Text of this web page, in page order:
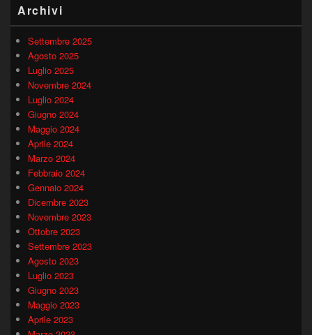
Archivi
Settembre 2025
Agosto 2025
Luglio 2025
Novembre 2024
Luglio 2024
Giugno 2024
Maggio 2024
Aprile 2024
Marzo 2024
Febbraio 2024
Gennaio 2024
Dicembre 2023
Novembre 2023
Ottobre 2023
Settembre 2023
Agosto 2023
Luglio 2023
Giugno 2023
Maggio 2023
Aprile 2023